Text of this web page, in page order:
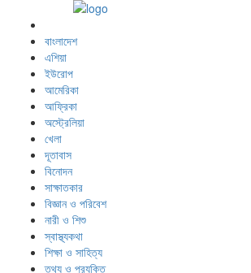
বাংলাদেশ
এশিয়া
ইউরোপ
আমেরিকা
আফ্রিকা
অস্ট্রেলিয়া
খেলা
দূতাবাস
বিনোদন
সাক্ষাতকার
বিজ্ঞান ও পরিবেশ
নারী ও শিশু
স্বাস্থ্যকথা
শিক্ষা ও সাহিত্য
তথ্য ও প্রযুক্তি